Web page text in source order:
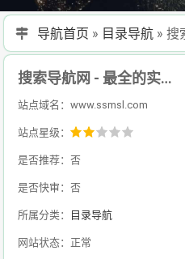
导航首页 » 目录导航»
搜索导航网 - 最全的实用资源导航网站,您的互联网书签网址 - SS秒收录
站点域名：www.ssmsl.com
站点星级：
是否推荐：否
是否快审：否
所属分类： 目录导航
网站状态：正常